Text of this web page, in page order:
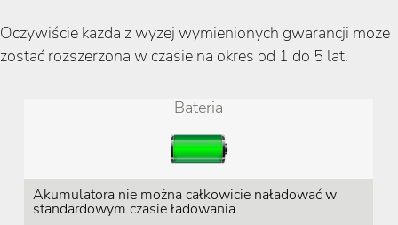
Oczywiście każda z wyżej wymienionych gwarancji może
zostać rozszerzona w czasie na okres od 1 do 5 lat.
Bateria
Akumulatora nie można całkowicie naładować w
standardowym czasie ładowania.